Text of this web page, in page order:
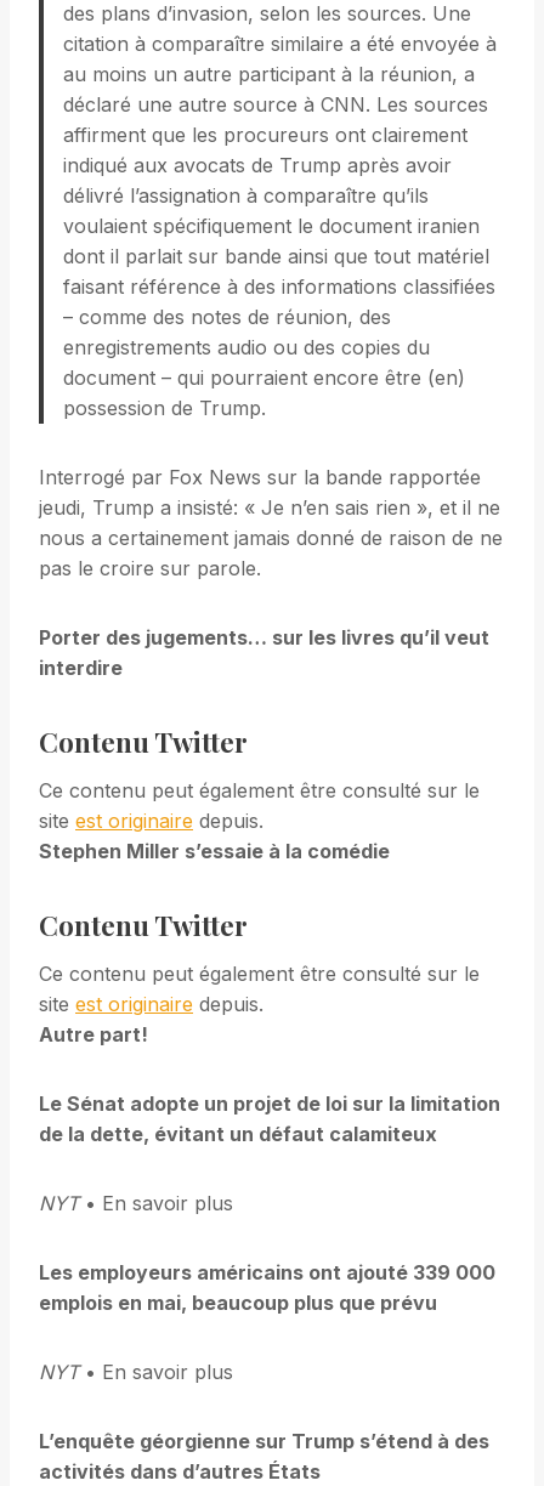
des plans d’invasion, selon les sources. Une
citation à comparaître similaire a été envoyée à
au moins un autre participant à la réunion, a
déclaré une autre source à CNN. Les sources
affirment que les procureurs ont clairement
indiqué aux avocats de Trump après avoir
délivré l’assignation à comparaître qu’ils
voulaient spécifiquement le document iranien
dont il parlait sur bande ainsi que tout matériel
faisant référence à des informations classifiées
– comme des notes de réunion, des
enregistrements audio ou des copies du
document – qui pourraient encore être (en)
possession de Trump.
Interrogé par Fox News sur la bande rapportée
jeudi, Trump a insisté: « Je n’en sais rien », et il ne
nous a certainement jamais donné de raison de ne
pas le croire sur parole.
Porter des jugements… sur les livres qu’il veut
interdire
Contenu Twitter
Ce contenu peut également être consulté sur le
site est originaire depuis.
Stephen Miller s’essaie à la comédie
Contenu Twitter
Ce contenu peut également être consulté sur le
site est originaire depuis.
Autre part!
Le Sénat adopte un projet de loi sur la limitation
de la dette, évitant un défaut calamiteux
NYT• En savoir plus
Les employeurs américains ont ajouté 339 000
emplois en mai, beaucoup plus que prévu
NYT• En savoir plus
L’enquête géorgienne sur Trump s’étend à des
activités dans d’autres États